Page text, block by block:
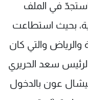
في الملف
بحيث استطاعت
والرياض والتي كان
سعد الحريري
ميشال عون بالدخول